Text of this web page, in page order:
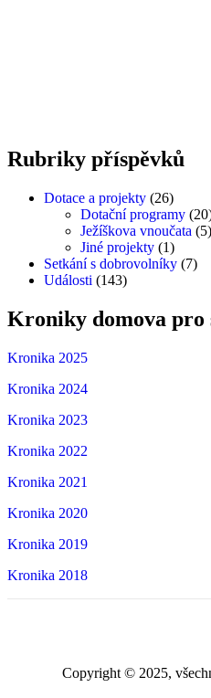
Rubriky příspěvků
Dotace a projekty (26)
Dotační programy
Ježíškova vnoučata (5)
Jiné projekty (1)
Setkání s dobrovolníky (7)
Události (143)
Kroniky domova pro
Kronika 2025
Kronika 2024
Kronika 2023
Kronika 2022
Kronika 2021
Kronika 2020
Kronika 2019
Kronika 2018
Copyright © 2025,